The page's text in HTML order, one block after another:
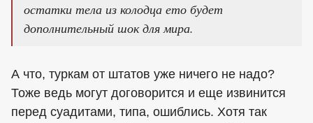
остатки тела из колодца ето будет
дополнительный шок для мира.
А что, туркам от штатов уже ничего не надо?
Тоже ведь могут договорится и еще извинится
перед суадитами, типа, ошиблись. Хотя так